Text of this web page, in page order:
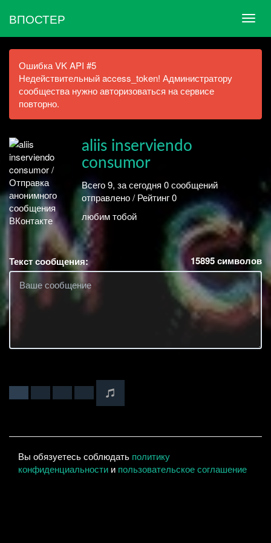
ВПОСТЕР
Ошибка VK API #5
Недействительный access_token! Администратору
сообщества нужно авторизоваться на сервисе
повторно.
aliis inserviendo
consumor
Всего 9, за сегодня 0 сообщений
отправлено / Рейтинг 0
любим тобой
Текст сообщения: 15895символов
Вы обязуетесь соблюдать политику
конфиденциальности и пользовательское соглашение